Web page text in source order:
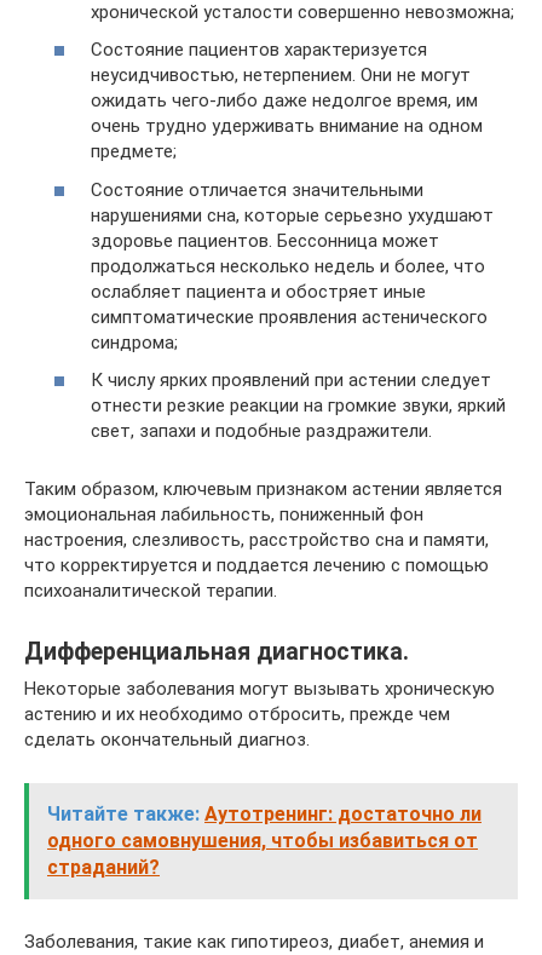
хронической усталости совершенно невозможна;
Состояние пациентов характеризуется
неусидчивостью, нетерпением. Они не могут
ожидать чего-либо даже недолгое время, им
очень трудно удерживать внимание на одном
предмете;
Состояние отличается значительными
нарушениями сна, которые серьезно ухудшают
здоровье пациентов. Бессонница может
продолжаться несколько недель и более, что
ослабляет пациента и обостряет иные
симптоматические проявления астенического
синдрома;
К числу ярких проявлений при астении следует
отнести резкие реакции на громкие звуки, яркий
свет, запахи и подобные раздражители.
Таким образом, ключевым признаком астении является
эмоциональная лабильность, пониженный фон
настроения, слезливость, расстройство сна и памяти,
что корректируется и поддается лечению с помощью
психоаналитической терапии.
Дифференциальная диагностика.
Некоторые заболевания могут вызывать хроническую
астению и их необходимо отбросить, прежде чем
сделать окончательный диагноз.
Читайте также: Аутотренинг: достаточно ли
одного самовнушения, чтобы избавиться от
страданий?
Заболевания, такие как гипотиреоз, диабет, анемия и